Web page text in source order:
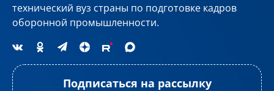
технический вуз страны по подготовке кадров
оборонной промышленности.
Подписаться на рассылку